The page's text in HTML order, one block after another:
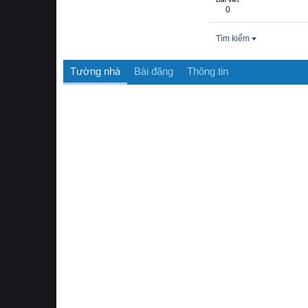
0
Tìm kiếm
Tường nhà Bài đăng Thông tin